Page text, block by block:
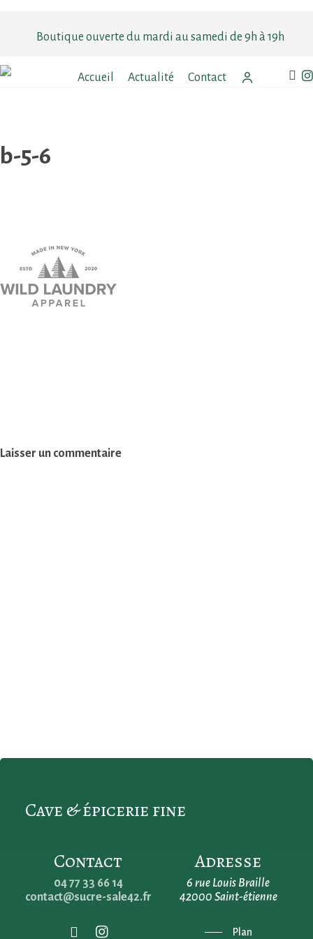
Boutique ouverte du mardi au samedi de 9h à 19h
Accueil Actualité Contact
b-5-6
Laisser un commentaire
Cave & épicerie fine
Contact
04 77 33 66 14
contact@sucre-sale42.fr
Adresse
6 rue Louis Braille
42000 Saint-étienne
Plan